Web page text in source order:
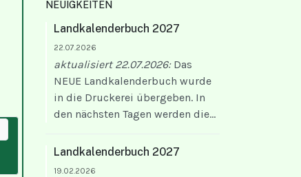
NEUIGKEITEN
Landkalenderbuch 2027
22.07.2026
aktualisiert 22.07.2026:Das
NEUE Landkalenderbuch wurde
in die Druckerei übergeben. In
den nächsten Tagen werden die...
Landkalenderbuch 2027
19.02.2026